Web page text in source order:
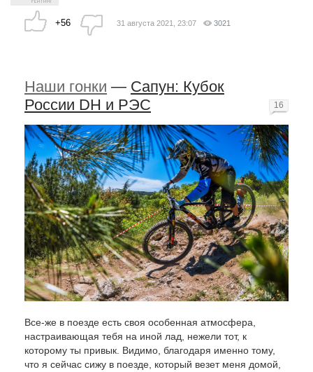
+56 31 августа 2021, 23:07 3021
Наши гонки — Сапун: Кубок
России DH и РЭС
Все-же в поезде есть своя особенная атмосфера,
настраивающая тебя на иной лад, нежели тот, к
которому ты привык. Видимо, благодаря именно тому,
что я сейчас сижу в поезде, который везет меня домой,
16